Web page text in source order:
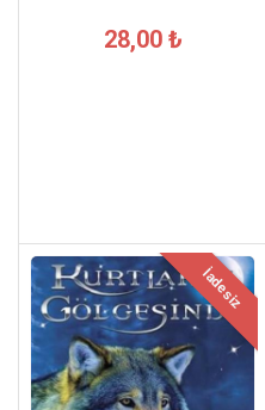
28,00 ₺
İadesiz